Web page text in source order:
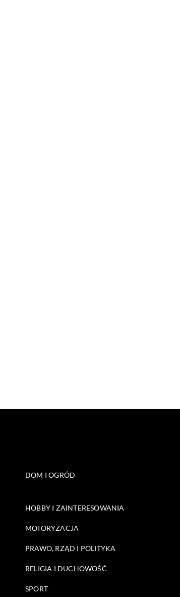
DOM I OGRÓD
HOBBY I ZAINTERESOWANIA
MOTORYZACJA
PRAWO, RZĄD I POLITYKA
RELIGIA I DUCHOWOŚĆ
SPORT